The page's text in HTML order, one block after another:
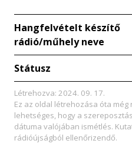
Hangfelvételt készítő
rádió/műhely neve
Státusz
Létrehozva: 2024. 09. 17.
Ez az oldal létrehozása óta
lehetséges, hogy a
dátuma valójában ismétlés.
rádióújságból ellenőrizendő.